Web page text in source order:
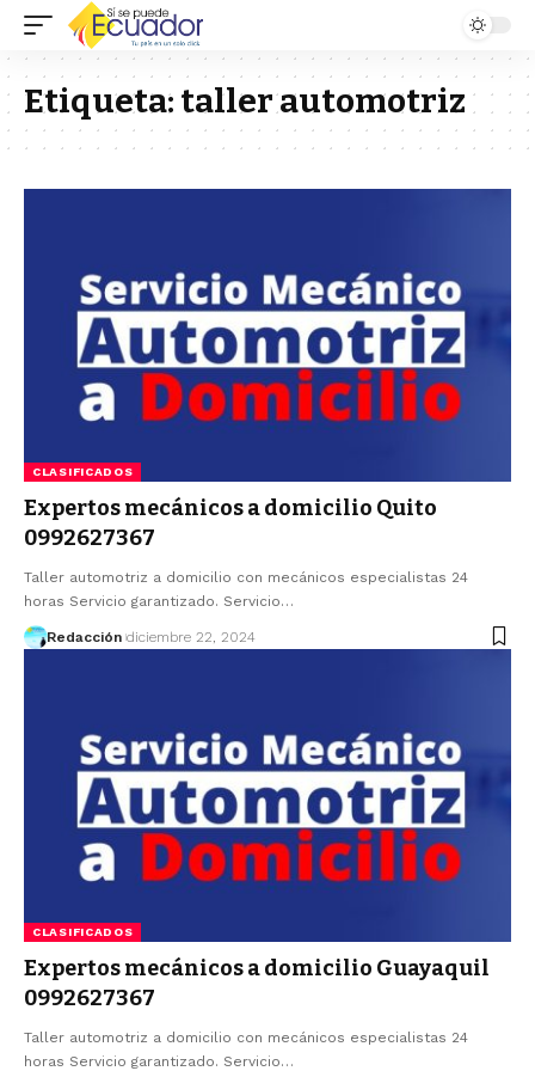
Etiqueta: taller automotriz
CLASIFICADOS
Expertos mecánicos a domicilio Quito
0992627367
Taller automotriz a domicilio con mecánicos especialistas 24
horas Servicio garantizado. Servicio…
Redacción diciembre 22, 2024
CLASIFICADOS
Expertos mecánicos a domicilio Guayaquil
0992627367
Taller automotriz a domicilio con mecánicos especialistas 24
horas Servicio garantizado. Servicio…